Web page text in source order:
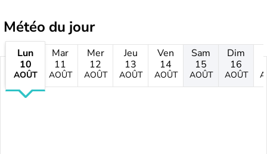
Météo du jour
Lun
10
AOÛT
Mar
11
AOÛT
Mer
12
AOÛT
Jeu
13
AOÛT
Ven
14
AOÛT
Sam
15
AOÛT
Dim
16
AOÛT